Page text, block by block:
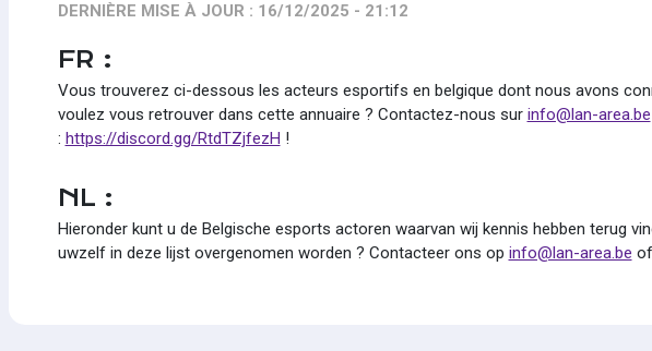
DERNIÈRE MISE À JOUR : 16/12/2025 - 21:12
FR :
Vous trouverez ci-dessous les acteurs esportifs en belgique dont nous avons
voulez vous retrouver dans cette annuaire ? Contactez-nous sur info@lan-area.be
: https://discord.gg/RtdTZjfezH !
NL :
Hieronder kunt u de Belgische esports actoren waarvan wij kennis hebben terug
uwzelf in deze lijst overgenomen worden ? Contacteer ons op info@lan-area.be